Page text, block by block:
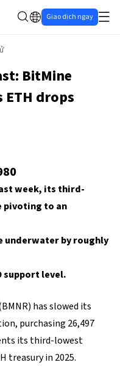
Giao dịch ngay
BitMine
drops
week, its third-
pivoting to an
underwater by roughly
support level.
has slowed its
purchasing 26,497
its third-lowest
treasury in 2025.